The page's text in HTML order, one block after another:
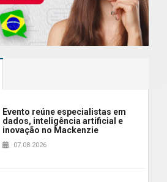
Evento reúne especialistas em
dados, inteligência artificial e
inovação no Mackenzie
07.08.2026